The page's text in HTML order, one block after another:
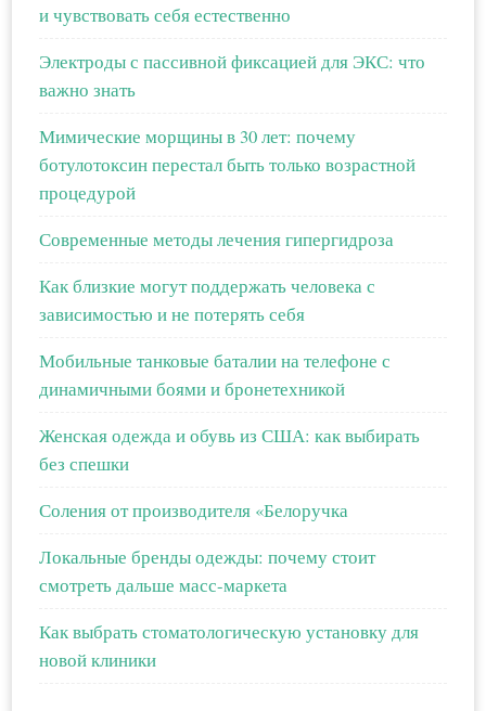
и чувствовать себя естественно
Электроды с пассивной фиксацией для ЭКС: что
важно знать
Мимические морщины в 30 лет: почему
ботулотоксин перестал быть только возрастной
процедурой
Современные методы лечения гипергидроза
Как близкие могут поддержать человека с
зависимостью и не потерять себя
Мобильные танковые баталии на телефоне с
динамичными боями и бронетехникой
Женская одежда и обувь из США: как выбирать
без спешки
Соления от производителя «Белоручка
Локальные бренды одежды: почему стоит
смотреть дальше масс-маркета
Как выбрать стоматологическую установку для
новой клиники